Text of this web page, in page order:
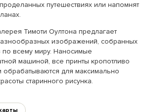
путешествиях или напомнят
Тимоти Оултона предлагает
изображений, собранных
по всему миру. Наносимые
машиной, все принты кропотливо
обрабатываются для максимально
старинного рисунка.